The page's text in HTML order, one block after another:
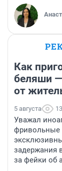
Как
беляши
от
5 августа
Уважал
фривольные
задержания
за фейки об